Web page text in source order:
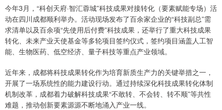
今年3月，“科创天府·智汇蓉城”科技成果对接转化（要素赋能专场）活
动在四川成都顺利举办。活动现场发布了百余家企业的“科技副总”需
求清单以及百余项“先使用后付费”科技成果，还举行了重大科技成果
转化、未来产业天使基金等多轮项目签约仪式，签约项目涵盖人工智
能、生物医药、低空经济、量子科技等重点产业领域。
近年来，成都将科技成果转化作为培育新质生产力的关键举措之一，
开展了一场系统性的能力建设行动。通过持续深化科技成果转化体制
机制改革，成都着力破解科技成果“不敢转、不会转、转不顺”等共性
难题，推动创新要素源源不断地涌入产业一线。